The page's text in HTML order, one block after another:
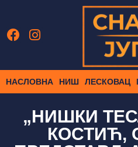
НАСЛОВНА НИШ ЛЕСКОВАЦ
„НИШКИ
КОСТИЋ,